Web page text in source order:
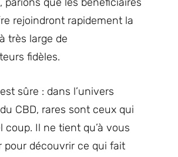
rejoindront rapidement la
très large de
fidèles.
sûre : dans l’univers
CBD, rares sont ceux qui
coup. Il ne tient qu’à vous
pour découvrir ce qui fait